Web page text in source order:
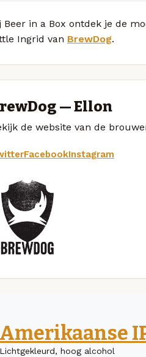
Beer in a Box ontdek je de
Ingrid van BrewDog.
— Ellon
de website van de
FacebookInstagram
Amerikaanse
Lichtgekleurd, hoog alcohol